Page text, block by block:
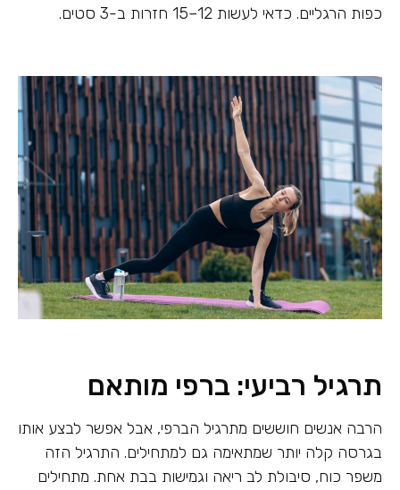
כפות הרגליים. כדאי לעשות 12–15 חזרות ב-3 סטים.
תרגיל רביעי: ברפי מותאם
הרבה אנשים חוששים מתרגיל הברפי, אבל אפשר לבצע אותו
בגרסה קלה יותר שמתאימה גם למתחילים. התרגיל הזה
משפר כוח, סיבולת לב ריאה וגמישות בבת אחת. מתחילים